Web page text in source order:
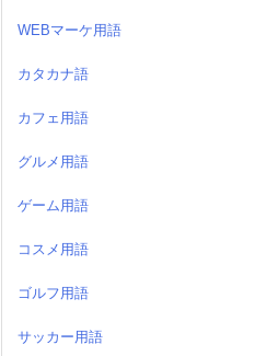
WEBマーケ用語
カタカナ語
カフェ用語
グルメ用語
ゲーム用語
コスメ用語
ゴルフ用語
サッカー用語